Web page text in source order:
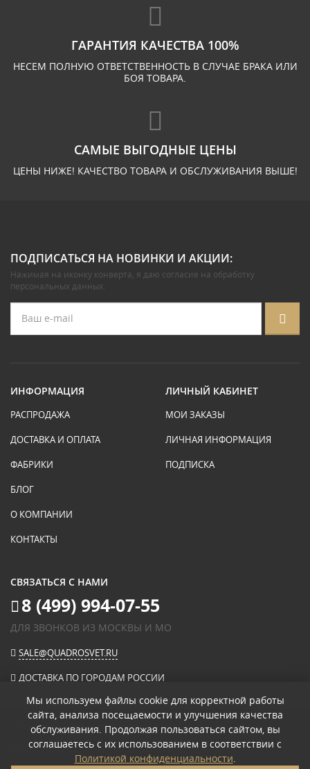
ГАРАНТИЯ КАЧЕСТВА 100%
НЕСЕМ ПОЛНУЮ ОТВЕТСТВЕННОСТЬ В СЛУЧАЕ БРАКА ИЛИ
БОЯ ТОВАРА.
САМЫЕ ВЫГОДНЫЕ ЦЕНЫ
ЦЕНЫ НИЖЕ! КАЧЕСТВО ТОВАРА И ОБСЛУЖИВАНИЯ ВЫШЕ!
ПОДПИСАТЬСЯ НА НОВИНКИ И АКЦИИ:
Нажимая на иконку конверта, я даю согласие на обработку
персональных данных.
ИНФОРМАЦИЯ
РАСПРОДАЖА
ДОСТАВКА И ОПЛАТА
ФАБРИКИ
БЛОГ
О КОМПАНИИ
КОНТАКТЫ
ЛИЧНЫЙ КАБИНЕТ
МОИ ЗАКАЗЫ
ЛИЧНАЯ ИНФОРМАЦИЯ
ПОДПИСКА
СВЯЗАТЬСЯ С НАМИ
8 (499) 994-07-55
ДЛЯ ЗВОНКОВ ИЗ МОСКВЫ И МО
SALE@QUADROSVET.RU
ДОСТАВКА ПО ГОРОДАМ РОССИИ
ОПЛАЧИВАЙТЕ ПРИ ПОЛУЧЕНИИ
© 2026«КВАДРО СВЕТ» ИНТЕРНЕТ-МАГАЗИН СВЕТИЛЬНИКОВ.
ПОЛИТИКА КОНФИДЕНЦИАЛЬНОСТИ
Мы используем файлы cookie для корректной работы
сайта, анализа посещаемости и улучшения качества
обслуживания. Продолжая пользоваться сайтом, вы
соглашаетесь с их использованием в соответствии с
Политикой конфиденциальности.